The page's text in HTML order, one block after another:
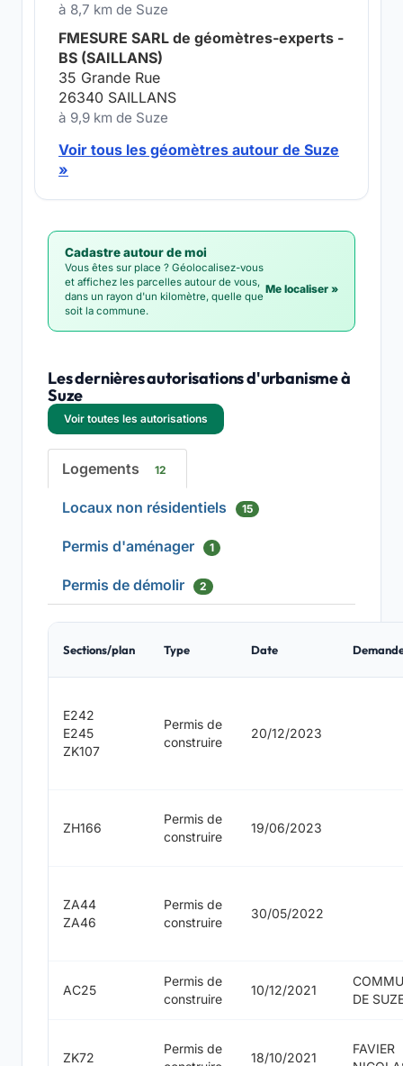
à 8,7 km de Suze
FMESURE SARL de géomètres-experts -
BS (SAILLANS)
35 Grande Rue
26340 SAILLANS
à 9,9 km de Suze
Voir tous les géomètres autour de Suze
»
Cadastre autour de moi
Vous êtes sur place ? Géolocalisez-vous
et affichez les parcelles autour de vous,
dans un rayon d'un kilomètre, quelle que
soit la commune.
Me localiser »
Les dernières autorisations d'urbanisme à
Suze
Voir toutes les autorisations
Logements 12
Locaux non résidentiels 15
Permis d'aménager 1
Permis de démolir 2
Sections/plan Type Date
E242
E245
ZK107
Permis de
construire
20/12/2023
ZH166
Permis de
construire
19/06/2023
ZA44
ZA46
Permis de
construire
30/05/2022
AC25
Permis de
construire
10/12/2021
DE
ZK72
Permis de
18/10/2021
FAVIER